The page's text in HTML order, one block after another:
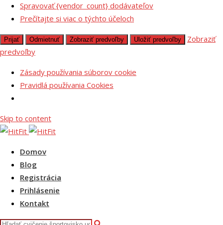
Spravovať {vendor_count} dodávateľov
Prečítajte si viac o týchto účeloch
Prijať Odmietnuť Zobraziť predvoľby Uložiť predvoľby
Zobraziť
predvoľby
Zásady používania súborov cookie
Pravidlá používania Cookies
Skip to content
Domov
Blog
Registrácia
Prihlásenie
Kontakt